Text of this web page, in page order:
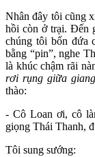
Nhân đây tôi cũng
hồi còn ở trại. Đến
chúng tôi bốn đứa
bằng “pin”, nghe
là khúc chậm rãi
rơi rụng giữa
thào:
- Cô Loan ơi, cô
giọng Thái Thanh,
Tôi sung sướng: